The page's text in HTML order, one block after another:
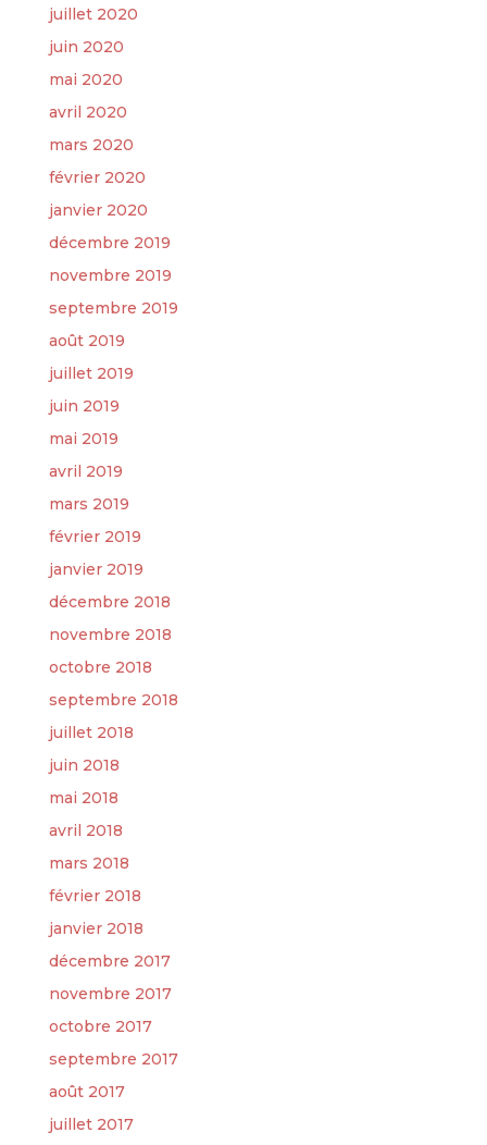
juillet 2020
juin 2020
mai 2020
avril 2020
mars 2020
février 2020
janvier 2020
décembre 2019
novembre 2019
septembre 2019
août 2019
juillet 2019
juin 2019
mai 2019
avril 2019
mars 2019
février 2019
janvier 2019
décembre 2018
novembre 2018
octobre 2018
septembre 2018
juillet 2018
juin 2018
mai 2018
avril 2018
mars 2018
février 2018
janvier 2018
décembre 2017
novembre 2017
octobre 2017
septembre 2017
août 2017
juillet 2017